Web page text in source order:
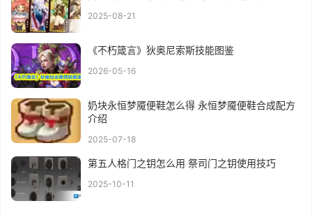
2025-08-21
《不朽箴言》狄奥尼索斯技能图鉴
2026-05-16
奶块永恒梦魇便鞋怎么得 永恒梦魇便鞋合成配方
介绍
2025-07-18
第五人格门之钥怎么用 祭司门之钥使用技巧
2025-10-11